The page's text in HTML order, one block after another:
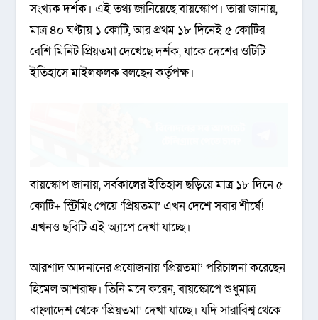
সংখ্যক দর্শক। এই তথ্য জানিয়েছে বায়স্কোপ। তারা জানায়,
মাত্র ৪০ ঘণ্টায় ১ কোটি, আর প্রথম ১৮ দিনেই ৫ কোটির
বেশি মিনিট প্রিয়তমা দেখেছে দর্শক, যাকে দেশের ওটিটি
ইতিহাসে মাইলফলক বলছেন কর্তৃপক্ষ।
বায়স্কোপ জানায়, সর্বকালের ইতিহাস ছড়িয়ে মাত্র ১৮ দিনে ৫
কোটি+ স্ট্রিমিং পেয়ে ‘প্রিয়তমা’ এখন দেশে সবার শীর্ষে!
এখনও ছবিটি এই অ্যাপে দেখা যাচ্ছে।
আরশাদ আদনানের প্রযোজনায় ‘প্রিয়তমা’ পরিচালনা করেছেন
হিমেল আশরাফ। তিনি মনে করেন, বায়স্কোপে শুধুমাত্র
বাংলাদেশ থেকে ‘প্রিয়তমা’ দেখা যাচ্ছে। যদি সারাবিশ্ব থেকে